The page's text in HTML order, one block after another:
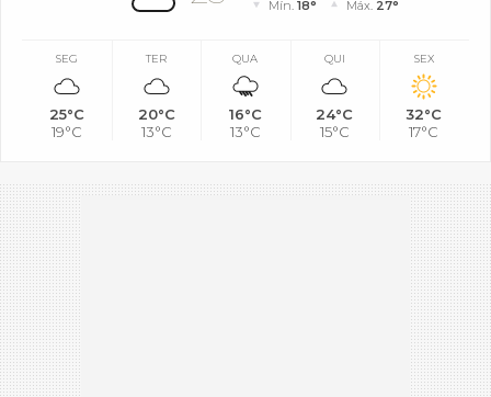
Mín.18° Máx. 27°
SEG
25°C
19°C
TER
20°C
13°C
QUA
16°C
13°C
QUI
24°C
15°C
SEX
32°C
17°C